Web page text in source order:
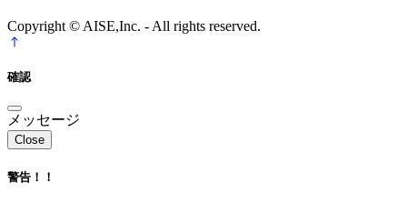
Copyright © AISE,Inc. - All rights reserved.
確認
メッセージ
Close
警告！！